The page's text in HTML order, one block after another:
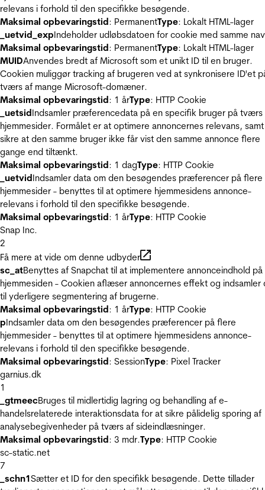
relevans i forhold til den specifikke besøgende.
Maksimal opbevaringstid: PermanentType: Lokalt HTML-lager
_uetvid_expIndeholder udløbsdatoen for cookie med samme
Maksimal opbevaringstid: PermanentType: Lokalt HTML-lager
MUIDAnvendes bredt af Microsoft som et unikt ID til en bruger.
Cookien muliggør tracking af brugeren ved at synkronisere ID'et
tværs af mange Microsoft-domæner.
Maksimal opbevaringstid: 1 årType: HTTP Cookie
_uetsidIndsamler præferencedata på en specifik bruger på tværs
hjemmesider. Formålet er at optimere annoncernes relevans, samt
sikre at den samme bruger ikke får vist den samme annonce flere
gange end tiltænkt.
Maksimal opbevaringstid: 1 dagType: HTTP Cookie
_uetvidIndsamler data om den besøgendes præferencer på flere
hjemmesider - benyttes til at optimere hjemmesidens annonce-
relevans i forhold til den specifikke besøgende.
Maksimal opbevaringstid: 1 årType: HTTP Cookie
Snap Inc.
2
Få mere at vide om denne udbyder
sc_atBenyttes af Snapchat til at implementere annonceindhold på
hjemmesiden - Cookien aflæser annoncernes effekt og indsamler
til yderligere segmentering af brugerne.
Maksimal opbevaringstid: 1 årType: HTTP Cookie
pIndsamler data om den besøgendes præferencer på flere
hjemmesider - benyttes til at optimere hjemmesidens annonce-
relevans i forhold til den specifikke besøgende.
Maksimal opbevaringstid: SessionType: Pixel Tracker
garnius.dk
1
_gtmeecBruges til midlertidig lagring og behandling af e-
handelsrelaterede interaktionsdata for at sikre pålidelig sporing af
analysebegivenheder på tværs af sideindlæsninger.
Maksimal opbevaringstid: 3 mdr.Type: HTTP Cookie
sc-static.net
7
_schn1Sætter et ID for den specifikk besøgende. Dette tillader